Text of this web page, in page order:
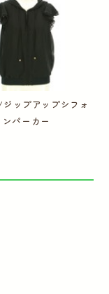
ップアップシフォ
ンパーカー